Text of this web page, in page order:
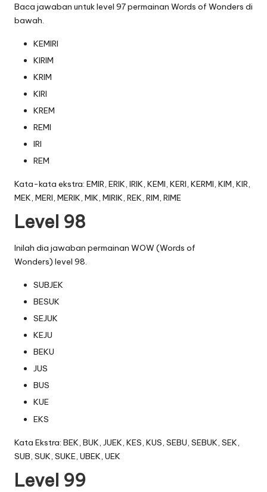
Baca jawaban untuk level 97 permainan Words of Wonders di
bawah.
KEMIRI
KIRIM
KRIM
KIRI
KREM
REMI
IRI
REM
Kata-kata ekstra: EMIR, ERIK, IRIK, KEMI, KERI, KERMI, KIM, KIR,
MEK, MERI, MERIK, MIK, MIRIK, REK, RIM, RIME
Level 98
Inilah dia jawaban permainan WOW (Words of
Wonders) level 98.
SUBJEK
BESUK
SEJUK
KEJU
BEKU
JUS
BUS
KUE
EKS
Kata Ekstra: BEK, BUK, JUEK, KES, KUS, SEBU, SEBUK, SEK,
SUB, SUK, SUKE, UBEK, UEK
Level 99